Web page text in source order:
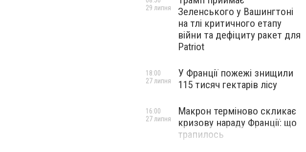
Зеленського у Вашингтоні
на тлі критичного етапу
війни та дефіциту ракет для
Patriot
29 липня
У Франції пожежі знищили
115 тисяч гектарів лісу
18:00
27 липня
Макрон терміново скликає
кризову нараду Франції: що
трапилось
16:00
27 липня